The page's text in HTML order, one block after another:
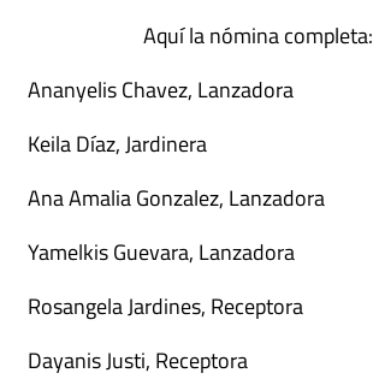
Aquí la nómina completa:
Ananyelis Chavez, Lanzadora
Keila Díaz, Jardinera
Ana Amalia Gonzalez, Lanzadora
Yamelkis Guevara, Lanzadora
Rosangela Jardines, Receptora
Dayanis Justi, Receptora